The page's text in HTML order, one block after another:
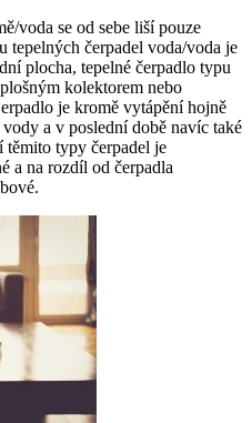
voda se od sebe liší pouze
tepelných čerpadel voda/voda je
plocha, tepelné čerpadlo typu
kolektorem nebo
je kromě vytápění hojně
a v poslední době navíc také
těmito typy čerpadel je
a na rozdíl od čerpadla